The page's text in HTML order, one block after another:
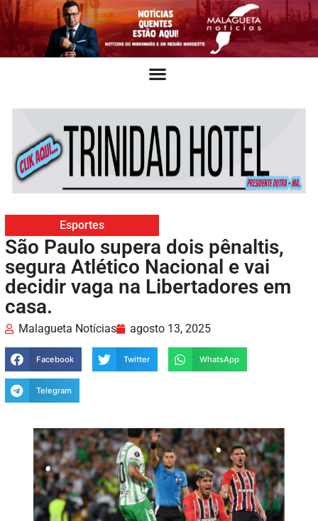
Esportes
São Paulo supera dois pênaltis,
segura Atlético Nacional e vai
decidir vaga na Libertadores em
casa.
Malagueta Notícias agosto 13, 2025
Facebook Twitter WhatsApp
Telegram